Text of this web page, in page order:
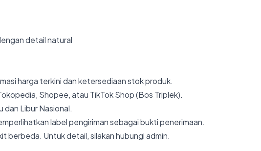
detail natural
harga terkini dan ketersediaan stok produk.
Shopee, atau TikTok Shop (Bos Triplek).
dan Libur Nasional.
label pengiriman sebagai bukti penerimaan.
berbeda. Untuk detail, silakan hubungi admin.